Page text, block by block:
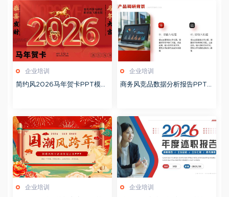
企业培训
简约风2026马年贺卡PPT模板
企业培训
商务风竞品数据分析报告PPT
企业培训 企业培训